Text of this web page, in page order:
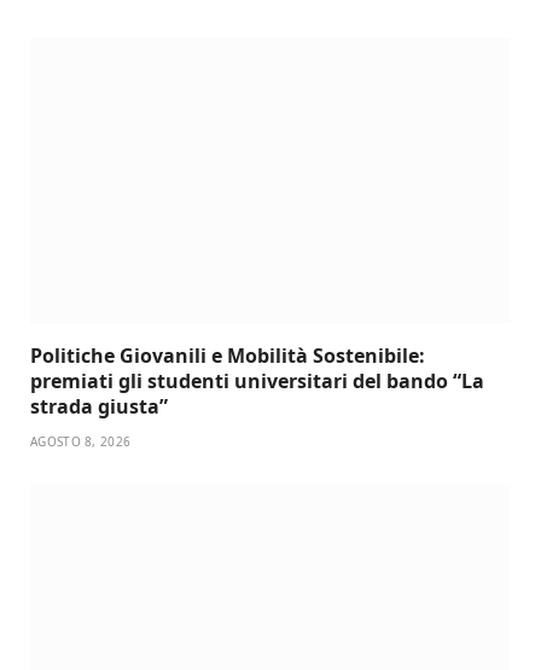
Politiche Giovanili e Mobilità Sostenibile:
premiati gli studenti universitari del bando “La
strada giusta”
AGOSTO 8, 2026